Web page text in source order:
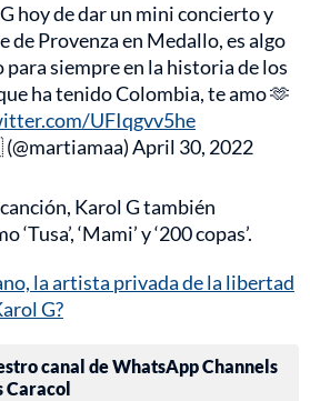
hoy de dar un mini concierto y
de Provenza en Medallo, es algo
siempre en la historia de los
ha tenido Colombia, te amo 🫶
UFIqgvv5he
April 30, 2022
Karol G también
‘Mami’ y ‘200 copas’.
la artista privada de la libertad
G?
canal de WhatsApp Channels
Caracol